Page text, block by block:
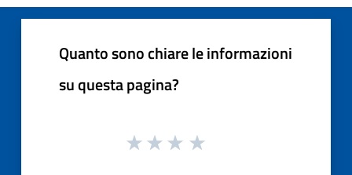
Quanto sono chiare le informazioni
su questa pagina?